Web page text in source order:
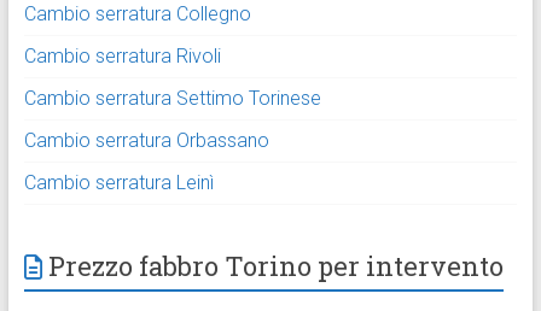
Cambio serratura Collegno
Cambio serratura Rivoli
Cambio serratura Settimo Torinese
Cambio serratura Orbassano
Cambio serratura Leinì
Prezzo fabbro Torino per intervento